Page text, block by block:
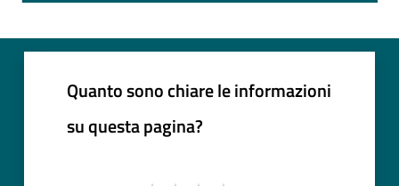
Quanto sono chiare le informazioni
su questa pagina?